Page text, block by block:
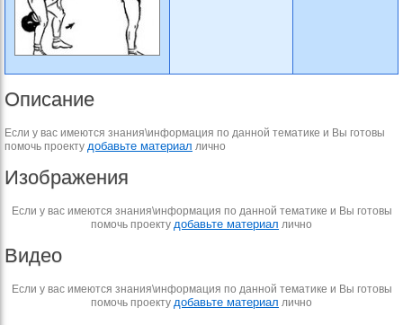
Описание
Если у вас имеются знания\информация по данной тематике и Вы готовы
помочь проекту добавьте материал лично
Изображения
Если у вас имеются знания\информация по данной тематике и Вы готовы
помочь проекту добавьте материал лично
Видео
Если у вас имеются знания\информация по данной тематике и Вы готовы
помочь проекту добавьте материал лично